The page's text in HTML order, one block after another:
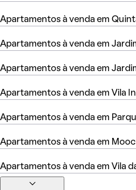
Apartamentos à venda em
Apartamentos à venda em
Apartamentos à venda em
Apartamentos à venda em Vila
Apartamentos à venda em
Apartamentos à venda em
Apartamentos à venda em Vila